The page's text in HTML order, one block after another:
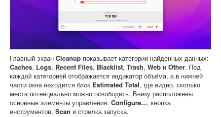
Главный экран Cleanup показывает категории найденных данных:
Caches, Logs, Recent Files, Blacklist, Trash, Web и Other. Под
каждой категорией отображается индикатор объёма, а в нижней
части окна находится блок Estimated Total, где видно, сколько
места потенциально можно освободить. Внизу расположены
основные элементы управления: Configure..., кнопка
инструментов, Scan и стрелка запуска.